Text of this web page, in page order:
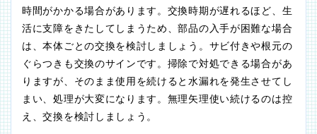
時間がかかる場合があります。交換時期が遅れるほど、生
活に支障をきたしてしまうため、部品の入手が困難な場合
は、本体ごとの交換を検討しましょう。サビ付きや根元の
ぐらつきも交換のサインです。掃除で対処できる場合があ
りますが、そのまま使用を続けると水漏れを発生させてし
まい、処理が大変になります。無理矢理使い続けるのは控
え、交換を検討しましょう。